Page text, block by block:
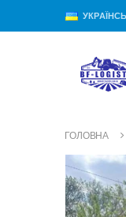
ГОЛОВНА